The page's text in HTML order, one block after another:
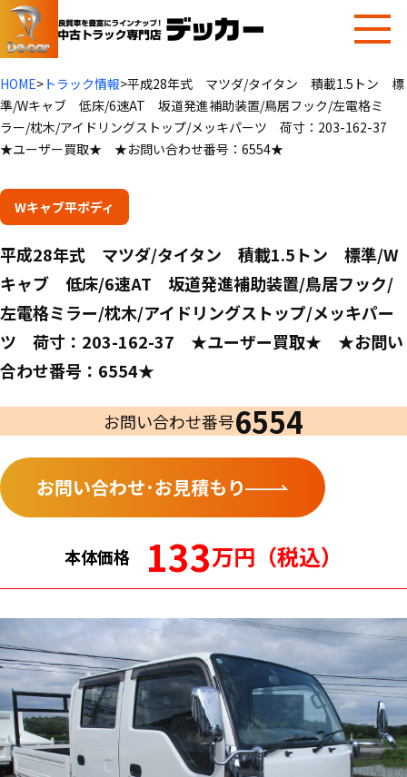
HOME> トラック情報>平成28年式 マツダ/タイタン 積載1.5トン 標
準/Wキャブ 低床/6速AT 坂道発進補助装置/鳥居フック/左電格ミ
ラー/枕木/アイドリングストップ/メッキパーツ 荷寸：203-162-37
★ユーザー買取★ ★お問い合わせ番号：6554★
Wキャブ平ボディ
平成28年式 マツダ/タイタン 積載1.5トン 標準/W
キャブ 低床/6速AT 坂道発進補助装置/鳥居フック/
左電格ミラー/枕木/アイドリングストップ/メッキパー
ツ 荷寸：203-162-37 ★ユーザー買取★ ★お問い
合わせ番号：6554★
お問い合わせ番号6554
お問い合わせ･お見積もり
本体価格 133万円（税込）